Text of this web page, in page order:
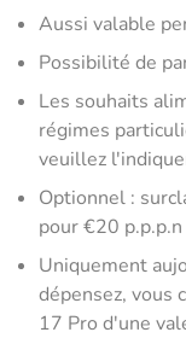
Aussi valable
Possibilité de
Les souhaits
régimes
veuillez
Optionnel :
pour €20 p.p.p.n
Uniquement
dépensez, vous
17 Pro d'une